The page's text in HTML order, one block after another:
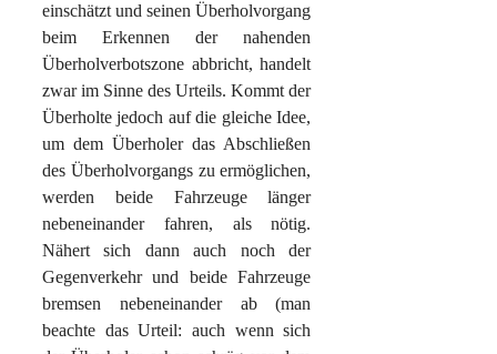
einschätzt und seinen Überholvorgang
beim Erkennen der nahenden
Überholverbotszone abbricht, handelt
zwar im Sinne des Urteils. Kommt der
Überholte jedoch auf die gleiche Idee,
um dem Überholer das Abschließen
des Überholvorgangs zu ermöglichen,
werden beide Fahrzeuge länger
nebeneinander fahren, als nötig.
Nähert sich dann auch noch der
Gegenverkehr und beide Fahrzeuge
bremsen nebeneinander ab (man
beachte das Urteil: auch wenn sich